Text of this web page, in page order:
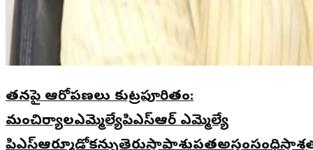
తనపై ఆరోపణలు కుట్రపూరితం:
మంచిర్యాలఎమ్మెల్యేపిఎస్ఆర్ ఎమ్మెల్యే